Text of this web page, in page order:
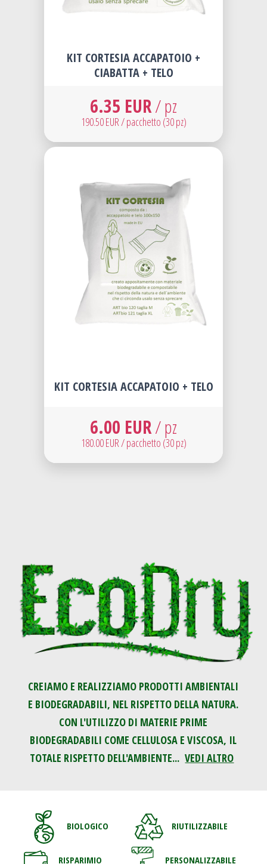
KIT CORTESIA ACCAPATOIO +
CIABATTA + TELO
6.35 EUR/ pz
190.50 EUR / pacchetto (30 pz)
KIT CORTESIA ACCAPATOIO + TELO
6.00 EUR/ pz
180.00 EUR / pacchetto (30 pz)
CREIAMO E REALIZZIAMO PRODOTTI AMBIENTALI
E BIODEGRADABILI, NEL RISPETTO DELLA NATURA.
CON L'UTILIZZO DI MATERIE PRIME
BIODEGRADABILI COME CELLULOSA E VISCOSA, IL
TOTALE RISPETTO DELL'AMBIENTE... VEDI ALTRO
BIOLOGICO RIUTILIZZABILE
RISPARIMIO PERSONALIZZABILE